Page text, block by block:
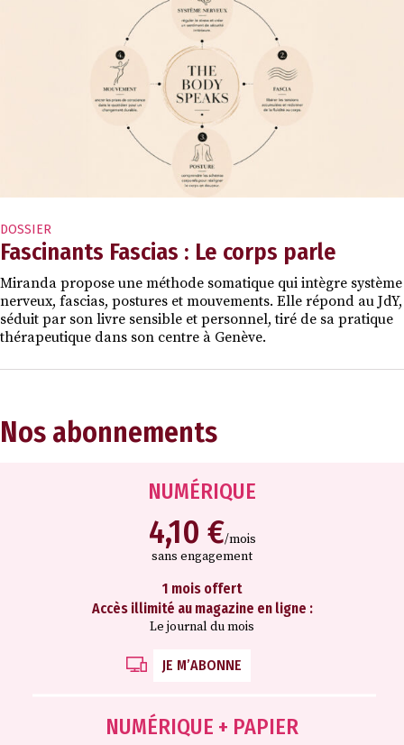
DOSSIER
Fascinants Fascias : Le corps parle
Miranda propose une méthode somatique qui intègre système
nerveux, fascias, postures et mouvements. Elle répond au JdY,
séduit par son livre sensible et personnel, tiré de sa pratique
thérapeutique dans son centre à Genève.
Nos abonnements
NUMÉRIQUE
4,10 €/mois
sans engagement
1 mois offert
Accès illimité au magazine en ligne :
Le journal du mois
JE M’ABONNE
NUMÉRIQUE + PAPIER